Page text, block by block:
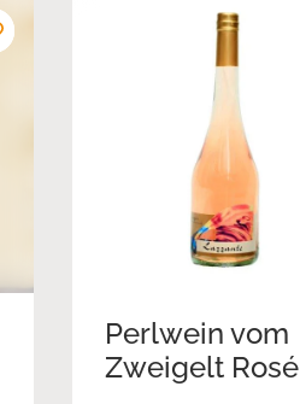
Perlwein vom
Zweigelt Rosé